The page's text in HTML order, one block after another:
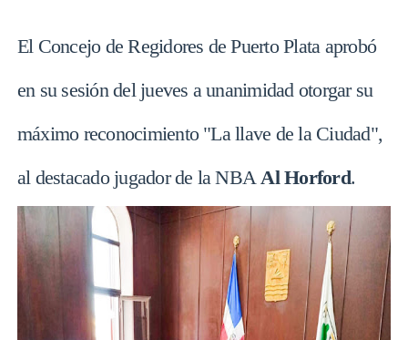
El Concejo de Regidores de Puerto Plata aprobó
en su sesión del jueves a unanimidad otorgar su
máximo reconocimiento "La llave de la Ciudad",
al destacado jugador de la NBA Al Horford.